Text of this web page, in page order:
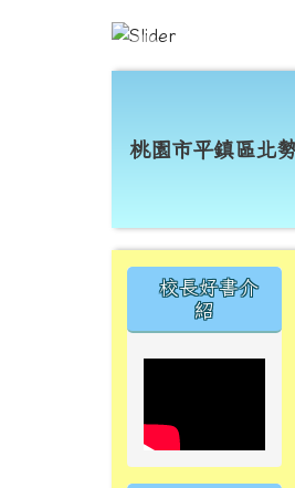
桃園市平鎮區
桃園市平鎮區北
左邊區域
校長好書介
紹
頁尾區域